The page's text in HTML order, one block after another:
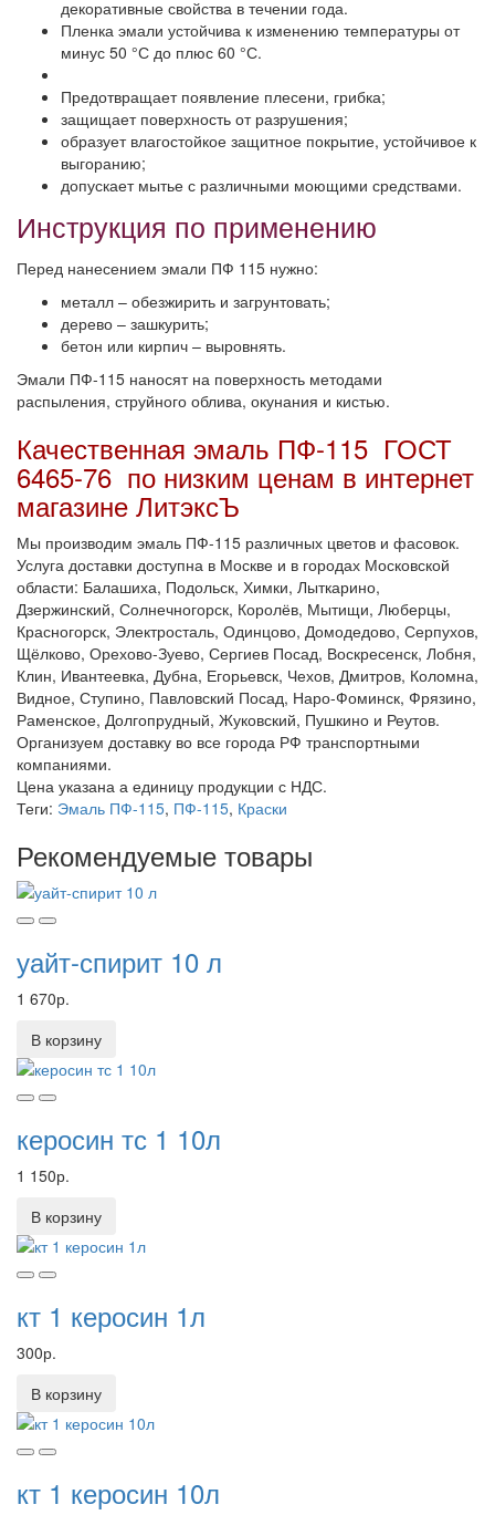
декоративные свойства в течении года.
Пленка эмали устойчива к изменению температуры от
минус 50 °С до плюс 60 °С.
Предотвращает появление плесени, грибка;
защищает поверхность от разрушения;
образует влагостойкое защитное покрытие, устойчивое к
выгоранию;
допускает мытье с различными моющими средствами.
Инструкция по применению
Перед нанесением эмали ПФ 115 нужно:
металл – обезжирить и загрунтовать;
дерево – зашкурить;
бетон или кирпич – выровнять.
Эмали ПФ-115 наносят на поверхность методами
распыления, струйного облива, окунания и кистью.
Качественная эмаль ПФ-115 ГОСТ
6465-76 по низким ценам в интернет
магазине ЛитэксЪ
Мы производим эмаль ПФ-115 различных цветов и фасовок.
Услуга доставки доступна в Москве и в городах Московской
области: Балашиха, Подольск, Химки, Лыткарино,
Дзержинский, Солнечногорск, Королёв, Мытищи, Люберцы,
Красногорск, Электросталь, Одинцово, Домодедово, Серпухов,
Щёлково, Орехово-Зуево, Сергиев Посад, Воскресенск, Лобня,
Клин, Ивантеевка, Дубна, Егорьевск, Чехов, Дмитров, Коломна,
Видное, Ступино, Павловский Посад, Наро-Фоминск, Фрязино,
Раменское, Долгопрудный, Жуковский, Пушкино и Реутов.
Организуем доставку во все города РФ транспортными
компаниями.
Цена указана а единицу продукции с НДС.
Теги: Эмаль ПФ-115, ПФ-115, Краски
Рекомендуемые товары
уайт-спирит 10 л
1 670р.
В корзину
керосин тс 1 10л
1 150р.
В корзину
кт 1 керосин 1л
300р.
В корзину
кт 1 керосин 10л